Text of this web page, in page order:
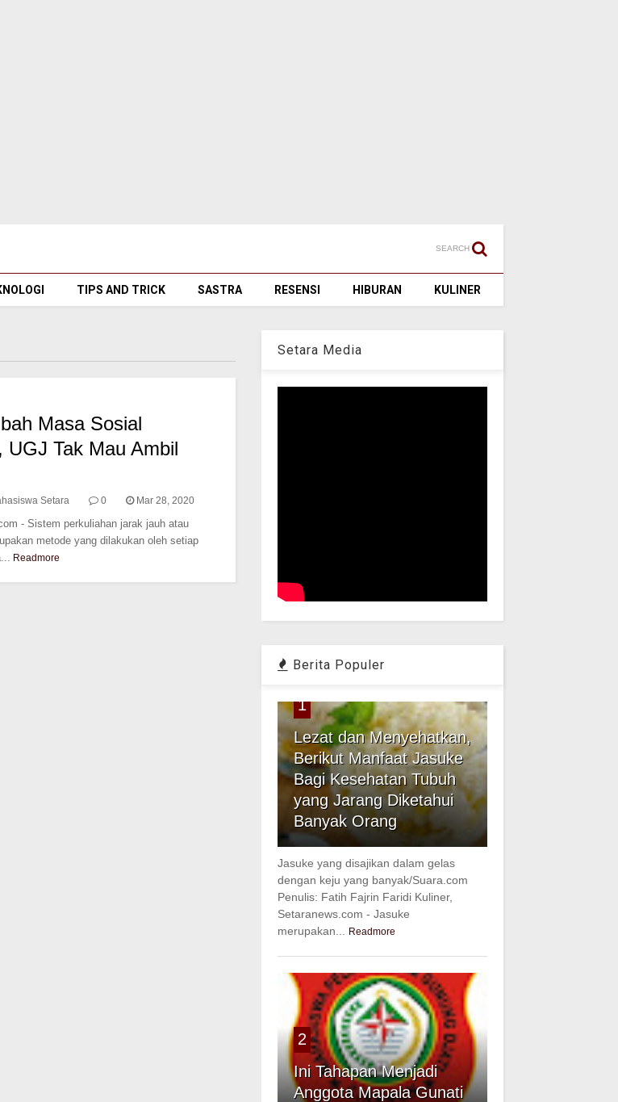
SEARCH
TIPS AND TRICK SASTRA RESENSI HIBURAN KULINER
Masa Sosial
UGJ Tak Mau Ambil
Setara 0 Mar 28, 2020
- Sistem perkuliahan jarak jauh atau
metode yang dilakukan oleh setiap
Readmore
Setara Media
Berita Populer
1
Lezat dan Menyehatkan,
Berikut Manfaat Jasuke
Bagi Kesehatan Tubuh
yang Jarang Diketahui
Banyak Orang
Jasuke yang disajikan dalam gelas
dengan keju yang banyak/Suara.com
Penulis: Fatih Fajrin Faridi Kuliner,
Setaranews.com - Jasuke
merupakan...
Readmore
2
Ini Tahapan Menjadi
Anggota Mapala Gunati